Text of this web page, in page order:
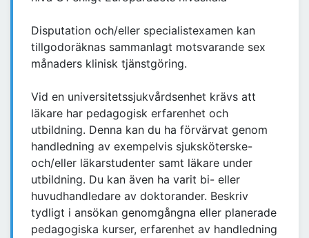
Disputation och/eller specialistexamen kan
tillgodoräknas sammanlagt motsvarande sex
månaders klinisk tjänstgöring.
Vid en universitetssjukvårdsenhet krävs att
läkare har pedagogisk erfarenhet och
utbildning. Denna kan du ha förvärvat genom
handledning av exempelvis sjuksköterske-
och/eller läkarstudenter samt läkare under
utbildning. Du kan även ha varit bi- eller
huvudhandledare av doktorander. Beskriv
tydligt i ansökan genomgångna eller planerade
pedagogiska kurser, erfarenhet av handledning